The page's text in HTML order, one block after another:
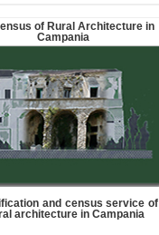
of Rural Architecture in
Campania
and census service of
architecture in Campania